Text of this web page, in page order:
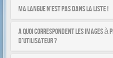
Ma langue n’est pas dans la liste !
A quoi correspondent les images à
d’utilisateur ?